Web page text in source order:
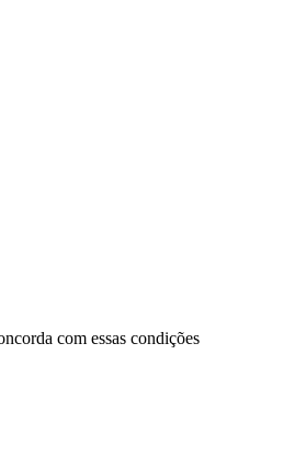
com essas condições